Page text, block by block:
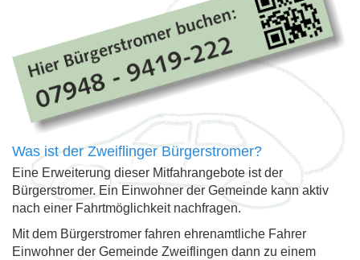
Was ist der Zweiflinger Bürgerstromer?
Eine Erweiterung dieser Mitfahrangebote ist der
Bürgerstromer. Ein Einwohner der Gemeinde kann aktiv
nach einer Fahrtmöglichkeit nachfragen.
Mit dem Bürgerstromer fahren ehrenamtliche Fahrer
Einwohner der Gemeinde Zweiflingen dann zu einem